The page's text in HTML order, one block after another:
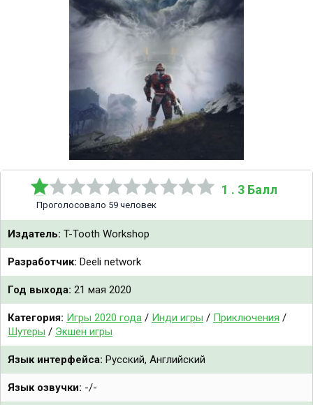
1 . 3 Балл
Проголосовало 59 человек
Издатель: T-Tooth Workshop
Разработчик: Deeli network
Год выхода: 21 мая 2020
Категория: Игры 2020 года / Инди игры / Приключения /
Шутеры / Экшен игры
Язык интерфейса: Русский, Английский
Язык озвучки: -/-